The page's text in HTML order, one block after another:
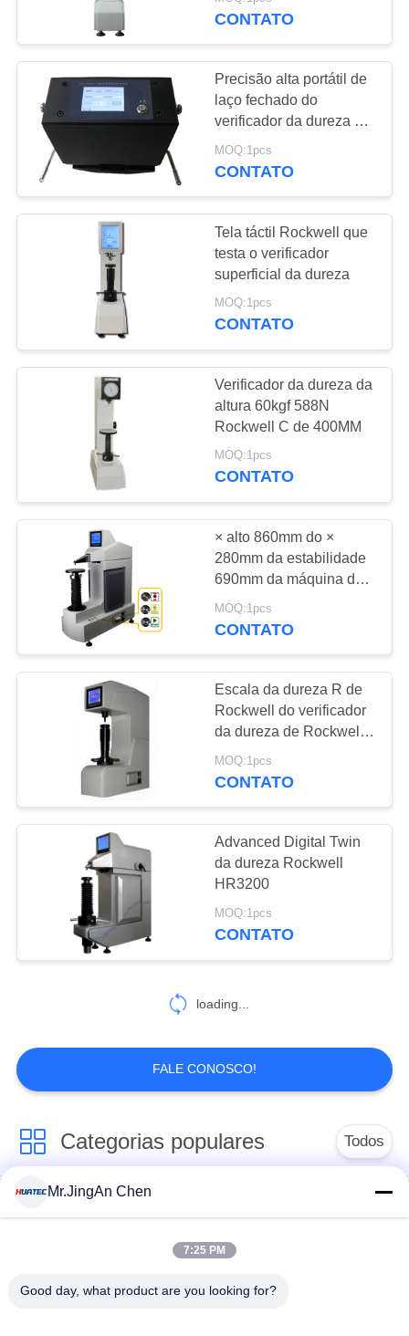
DO
SITE
PRIVACY
POLICY
Portátil da dureza
Raio-X detector de
falhas
Rastreadores de
Pipeline de raio-X
35
Holiday Detector
22
Teste de Partículas
Magnéticas
Equipamento de
redemoinho
38
Penetrante Testes
19
CONTATO
Precisão alta portátil de
laço fechado do
verificador da dureza de
Rockwell do tela táctil
de HR-150PDX
MOQ:1pcs
CONTATO
Tela táctil Rockwell que
testa o verificador
superficial da dureza
MOQ:1pcs
CONTATO
Verificador da dureza da
altura 60kgf 588N
Rockwell C de 400MM
MOQ:1pcs
CONTATO
× alto 860mm do ×
280mm da estabilidade
690mm da máquina de
testes HR3300 da
dureza do ferro fundido
MOQ:1pcs
CONTATO
Escala da dureza R de
Rockwell do verificador
da dureza de Rockwell
C do verificador da
dureza de Rockwell
MOQ:1pcs
CONTATO
Advanced Digital Twin
da dureza Rockwell
HR3200
MOQ:1pcs
CONTATO
loading...
FALE CONOSCO!
Categorias populares Todos
Ultrasonic detector
medição de
espessura
Revestimento de
Mr.JingAn Chen
7:25 PM
Good day, what product are you looking for?